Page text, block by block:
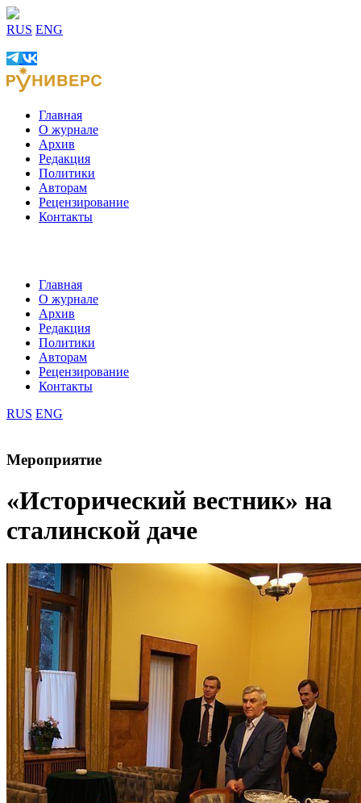
RUS ENG
Главная
О журнале
Архив
Редакция
Политики
Авторам
Рецензирование
Контакты
Главная
О журнале
Архив
Редакция
Политики
Авторам
Рецензирование
Контакты
RUS ENG
Мероприятие
«Исторический вестник» на
сталинской даче